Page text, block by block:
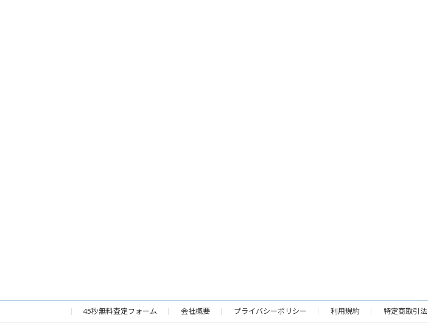
45秒無料査定フォーム 会社概要 プライバシーポリシー 利用規約 特定商取引